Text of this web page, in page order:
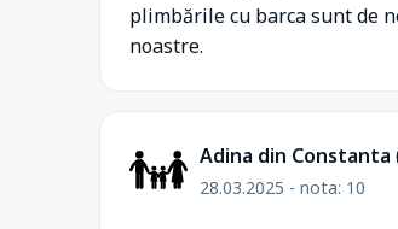
plimbările cu barca sunt de
noastre.
Adina din Constanta
28.03.2025 - nota: 10